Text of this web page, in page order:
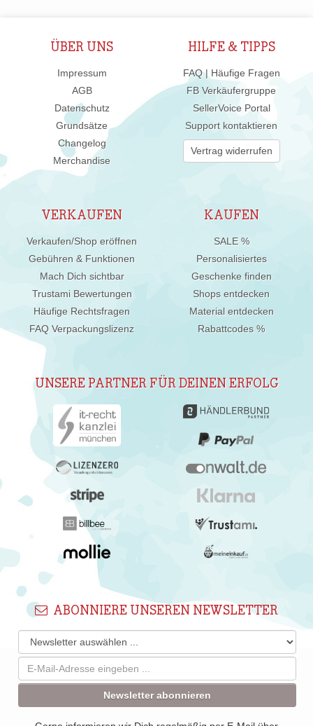
ÜBER UNS
Impressum
AGB
Datenschutz
Grundsätze
Changelog
Merchandise
HILFE & TIPPS
FAQ | Häufige Fragen
FB Verkäufergruppe
SellerVoice Portal
Support kontaktieren
Vertrag widerrufen
VERKAUFEN
Verkaufen/Shop eröffnen
Gebühren & Funktionen
Mach Dich sichtbar
Trustami Bewertungen
Häufige Rechtsfragen
FAQ Verpackungslizenz
KAUFEN
SALE %
Personalisiertes
Geschenke finden
Shops entdecken
Material entdecken
Rabattcodes %
UNSERE PARTNER FÜR DEINEN ERFOLG
ABONNIERE UNSEREN NEWSLETTER
Newsletter abonnieren